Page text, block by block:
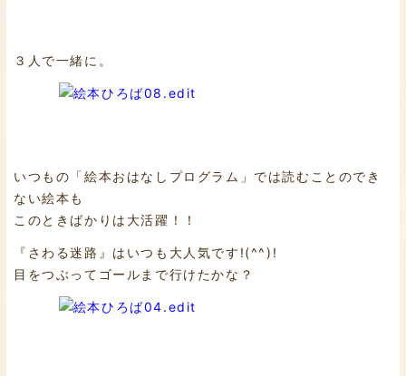
３人で一緒に。
いつもの「絵本おはなしプログラム」では読むことのでき
ない絵本も
このときばかりは大活躍！！
『さわる迷路』はいつも大人気です!(^^)!
目をつぶってゴールまで行けたかな？